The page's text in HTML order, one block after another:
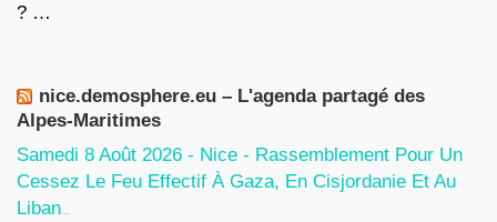
? …
nice.demosphere.eu – L'agenda partagé des
Alpes-Maritimes
Samedi 8 Août 2026 - Nice - Rassemblement Pour Un
Cessez Le Feu Effectif À Gaza, En Cisjordanie Et Au
Liban